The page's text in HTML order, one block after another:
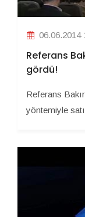
06.06.2014
Referans
gördü!
Referans
yöntemiyle